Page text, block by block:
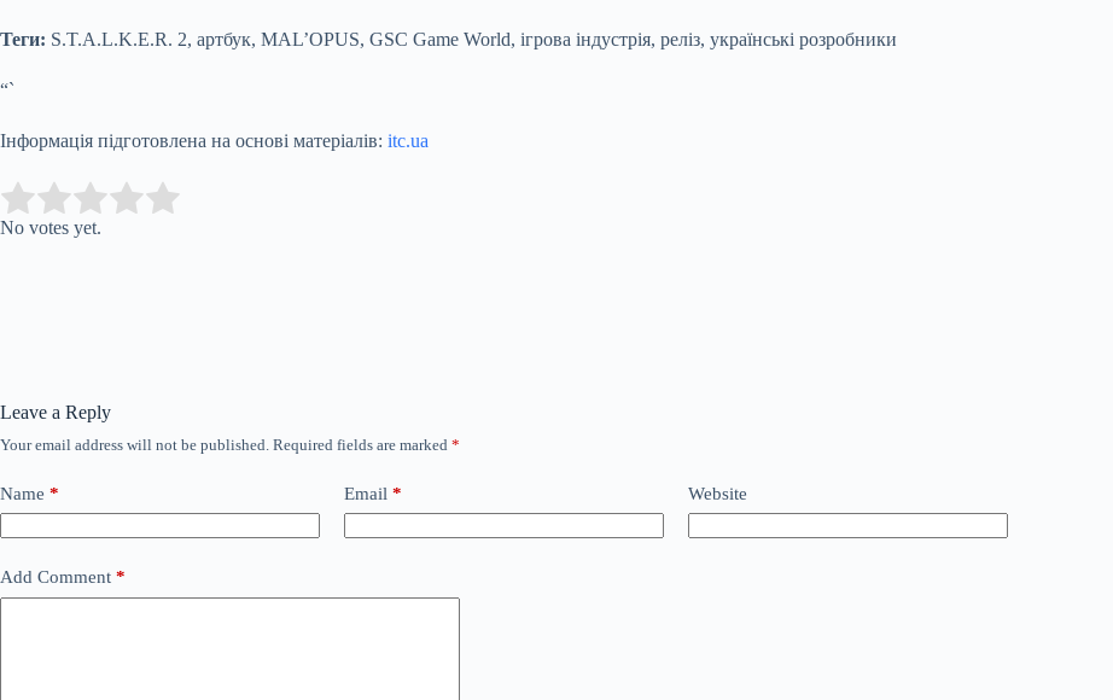
Теги: S.T.A.L.K.E.R. 2, артбук, MAL’OPUS, GSC Game World, ігрова індустрія, реліз, українські розробники
“`
Інформація підготовлена на основі матеріалів: itc.ua
Rate this item:
No votes yet.
Leave a Reply
Your email address will not be published. Required fields are marked *
Name * Email * Website
Add Comment *